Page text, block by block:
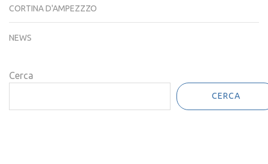
CORTINA D'AMPEZZZO
NEWS
Cerca
CERCA